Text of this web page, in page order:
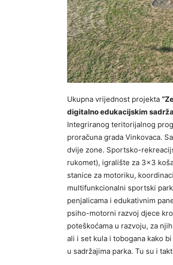
Ukupna vrijednost projekta
digitalno edukacijskim
Integriranog teritorijalnog
proračuna grada Vinkovaca.
dvije zone. Sportsko-
rukomet), igralište za 3×3
stanice za motoriku,
multifunkcionalni sportski
penjalicama i edukativnim
psiho-motorni razvoj djece
poteškoćama u razvoju, za
ali i set kula i tobogana kako
u sadržajima parka. Tu su i